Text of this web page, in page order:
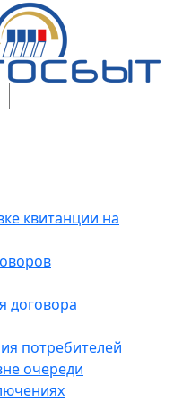
квитанции на
договора
потребителей
очереди